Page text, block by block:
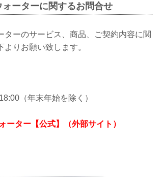
ーターに関するお問合せ
ターのサービス、商品、ご契約内容に関
りお願い致します。
（年末年始を除く）
ーター【公式】（外部サイト）